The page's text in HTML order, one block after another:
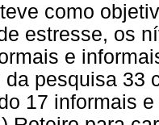
como
estresse, os
e
da pesquisa 33
17 informais